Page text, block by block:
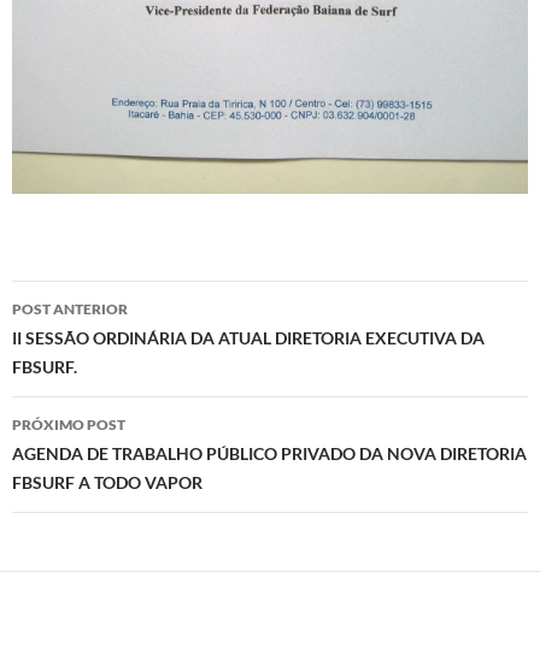
Navegação
de
posts
POST ANTERIOR
II SESSÃO ORDINÁRIA DA ATUAL DIRETORIA EXECUTIVA DA
FBSURF.
PRÓXIMO POST
AGENDA DE TRABALHO PÚBLICO PRIVADO DA NOVA DIRETORIA
FBSURF A TODO VAPOR